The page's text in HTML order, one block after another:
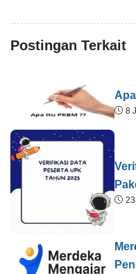
Postingan Terkait
8